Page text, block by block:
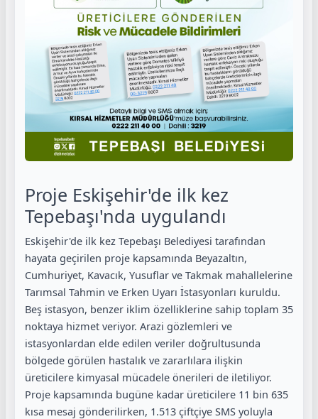
Proje Eskişehir'de ilk kez
Tepebaşı'nda uygulandı
Eskişehir'de ilk kez Tepebaşı Belediyesi tarafından
hayata geçirilen proje kapsamında Beyazaltın,
Cumhuriyet, Kavacık, Yusuflar ve Takmak mahallelerine
Tarımsal Tahmin ve Erken Uyarı İstasyonları kuruldu.
Beş istasyon, benzer iklim özelliklerine sahip toplam 35
noktaya hizmet veriyor. Arazi gözlemleri ve
istasyonlardan elde edilen veriler doğrultusunda
bölgede görülen hastalık ve zararlılara ilişkin
üreticilere kimyasal mücadele önerileri de iletiliyor.
Proje kapsamında bugüne kadar üreticilere 11 bin 635
kısa mesaj gönderilirken, 1.513 çiftçiye SMS yoluyla